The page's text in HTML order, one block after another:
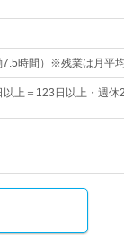
7.5時間）※残業は月
上＝123日以上・週